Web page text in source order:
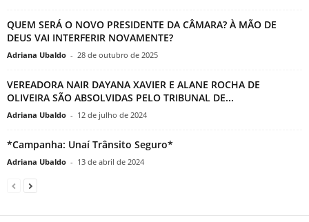
QUEM SERÁ O NOVO PRESIDENTE DA CÂMARA? À MÃO DE
DEUS VAI INTERFERIR NOVAMENTE?
Adriana Ubaldo - 28 de outubro de 2025
VEREADORA NAIR DAYANA XAVIER E ALANE ROCHA DE
OLIVEIRA SÃO ABSOLVIDAS PELO TRIBUNAL DE...
Adriana Ubaldo - 12 de julho de 2024
*Campanha: Unaí Trânsito Seguro*
Adriana Ubaldo - 13 de abril de 2024